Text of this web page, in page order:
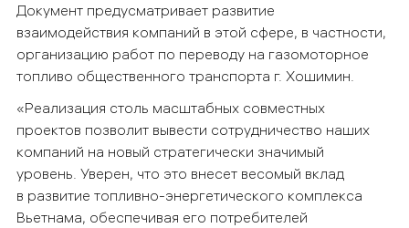
Документ предусматривает развитие
взаимодействия компаний в этой сфере, в частности,
организацию работ по переводу на газомоторное
топливо общественного транспорта г. Хошимин.
«Реализация столь масштабных совместных
проектов позволит вывести сотрудничество наших
компаний на новый стратегически значимый
уровень. Уверен, что это внесет весомый вклад
в развитие топливно-энергетического комплекса
Вьетнама, обеспечивая его потребителей